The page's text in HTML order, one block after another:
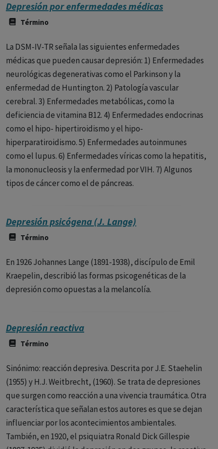
Depresión por enfermedades médicas
Término
La DSM-IV-TR señala las siguientes enfermedades
médicas que pueden causar depresión: 1) Enfermedades
neurológicas degenerativas como el Parkinson y la
enfermedad de Huntington. 2) Patología vascular
cerebral. 3) Enfermedades metabólicas, como la
deficiencia de vitamina B12. 4) Enfermedades endocrinas
como el hipo- hipertiroidismo y el hipo-
hiperparatiroidismo. 5) Enfermedades autoinmunes
como el lupus. 6) Enfermedades víricas como la hepatitis,
la mononucleosis y la enfermedad por VIH. 7) Algunos
tipos de cáncer como el de páncreas.
Depresión psicógena (J. Lange)
Término
En 1926 Johannes Lange (1891-1938), discípulo de Emil
Kraepelin, describió las formas psicogenéticas de la
depresión como opuestas a la melancolía.
Depresión reactiva
Término
Sinónimo: reacción depresiva. Descrita por J.E. Staehelin
(1955) y H.J. Weitbrecht, (1960). Se trata de depresiones
que surgen como reacción a una vivencia traumática. Otra
característica que señalan estos autores es que se dejan
influenciar por los acontecimientos ambientales.
También, en 1920, el psiquiatra Ronald Dick Gillespie